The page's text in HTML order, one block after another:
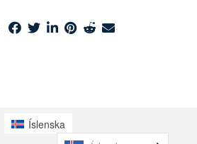
Íslenska